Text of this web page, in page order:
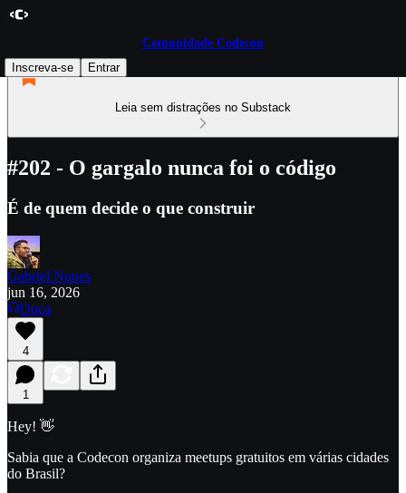
Comunidade Codecon
Inscreva-se
Entrar
Leia sem distrações no Substack
#202 - O gargalo nunca foi o código
É de quem decide o que construir
Gabriel Nunes
jun 16, 2026
Ouça
4
1
Hey! 👋
Sabia que a Codecon organiza meetups gratuitos em várias cidades
do Brasil?